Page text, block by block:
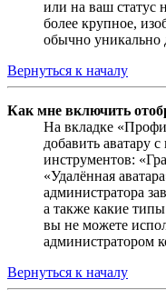
или на ваш статус
более крупное,
обычно уникально
Вернуться к началу
Как мне включить
На вкладке
добавить аватару
инструментов:
«Удалённая
администратора
а также какие
вы не можете
администратором
Вернуться к началу